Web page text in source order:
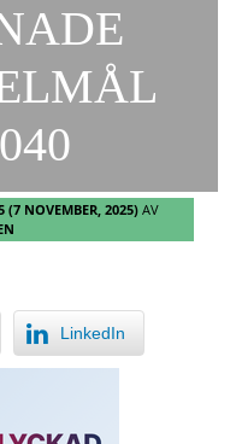
(7 NOVEMBER, 2025) AV
LinkedIn